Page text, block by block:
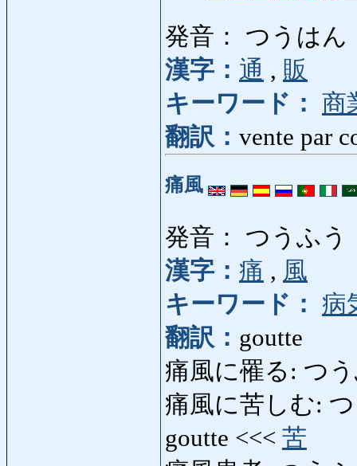
発音： つうはん
漢字： 通 , 販
キーワード： 商
翻訳： vente par
痛風
発音： つうふう
漢字： 痛 , 風
キーワード： 病
翻訳： goutte
痛風に罹る: つ
痛風に苦しむ:
goutte <<< 苦